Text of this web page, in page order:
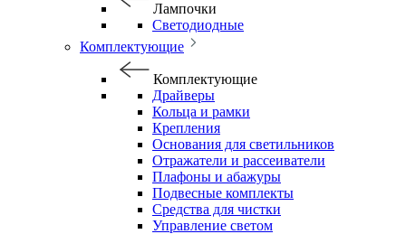
Лампочки
Светодиодные
Комплектующие
Комплектующие
Драйверы
Кольца и рамки
Крепления
Основания для светильников
Отражатели и рассеиватели
Плафоны и абажуры
Подвесные комплекты
Средства для чистки
Управление светом